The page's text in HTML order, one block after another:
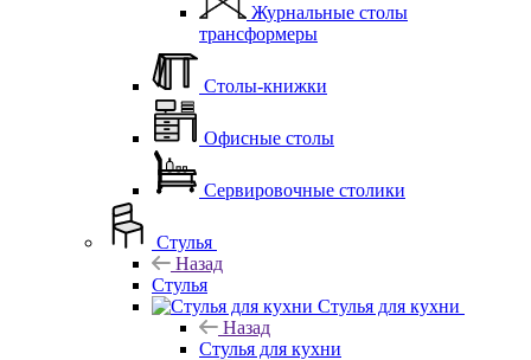
Журнальные столы
трансформеры
Столы-книжки
Офисные столы
Сервировочные столики
Стулья
Назад
Стулья
Стулья для кухни
Назад
Стулья для кухни